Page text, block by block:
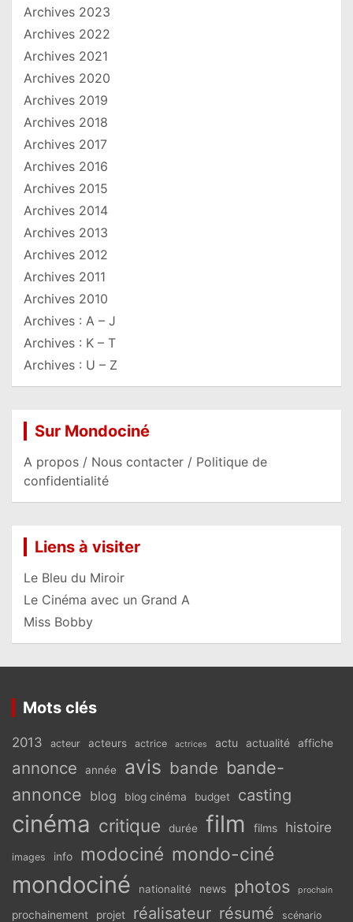
Archives 2023
Archives 2022
Archives 2021
Archives 2020
Archives 2019
Archives 2018
Archives 2017
Archives 2016
Archives 2015
Archives 2014
Archives 2013
Archives 2012
Archives 2011
Archives 2010
Archives : A – J
Archives : K – T
Archives : U – Z
Sur Mondociné
A propos / Nous contacter / Politique de
confidentialité
Liens à visiter
Le Bleu du Miroir
Le Cinéma avec un Grand A
Miss Bobby
Mots clés
2013 acteur acteurs actrice actrices actu actualité affiche
annonce année avis bande bande-
annonce blog blog cinéma budget casting
cinéma critique durée film films histoire
images info modociné mondo-ciné
mondociné nationalité news photos prochain
prochainement projet réalisateur résumé scénario